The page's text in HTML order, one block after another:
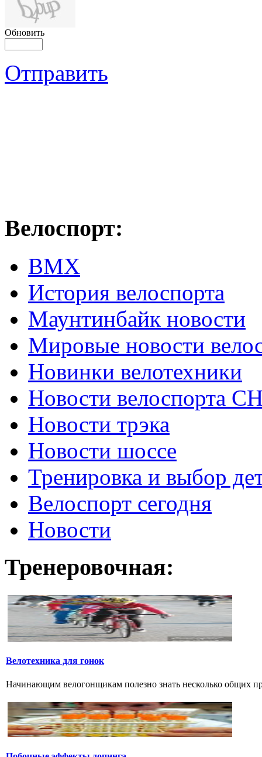
Обновить
Отправить
Велоспорт:
ВМХ
История велоспорта
Маунтинбайк новости
Мировые новости
Новинки велотехники
Новости велоспорта
Новости трэка
Новости шоссе
Тренировка и выбор
Велоспорт сегодня
Новости
Тренеровочная:
Велотехника для гонок
Начинающим велогонщикам полезно знать несколько общих